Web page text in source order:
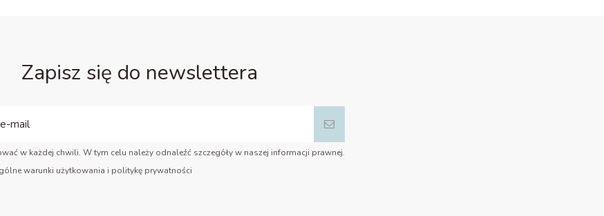
Zapisz się do newslettera
w każdej chwili. W tym celu należy odnaleźć szczegóły w naszej informacji prawnej.
warunki użytkowania i politykę prywatności